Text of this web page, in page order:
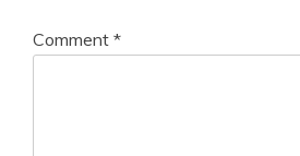
Comment *